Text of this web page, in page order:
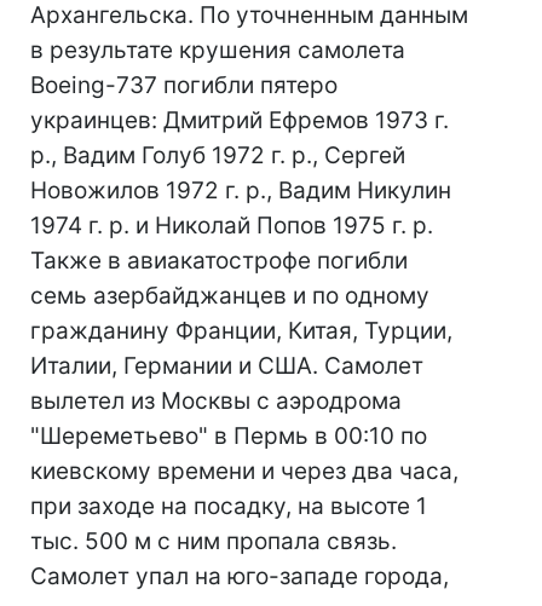
Архангельска. По уточненным данным
в результате крушения самолета
Boeing-737 погибли пятеро
украинцев: Дмитрий Ефремов 1973 г.
р., Вадим Голуб 1972 г. р., Сергей
Новожилов 1972 г. р., Вадим Никулин
1974 г. р. и Николай Попов 1975 г. р.
Также в авиакатострофе погибли
семь азербайджанцев и по одному
гражданину Франции, Китая, Турции,
Италии, Германии и США. Самолет
вылетел из Москвы с аэродрома
"Шереметьево" в Пермь в 00:10 по
киевскому времени и через два часа,
при заходе на посадку, на высоте 1
тыс. 500 м с ним пропала связь.
Самолет упал на юго-западе города,